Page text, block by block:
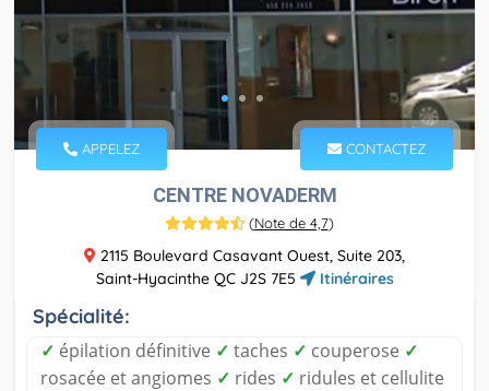
APPELEZ CONTACTEZ
CENTRE NOVADERM
(Note de 4,7)
2115 Boulevard Casavant Ouest, Suite 203,
Saint-Hyacinthe QC J2S 7E5
Itinéraires
Spécialité:
✓ épilation définitive ✓ taches ✓ couperose ✓
rosacée et angiomes ✓ rides ✓ ridules et cellulite